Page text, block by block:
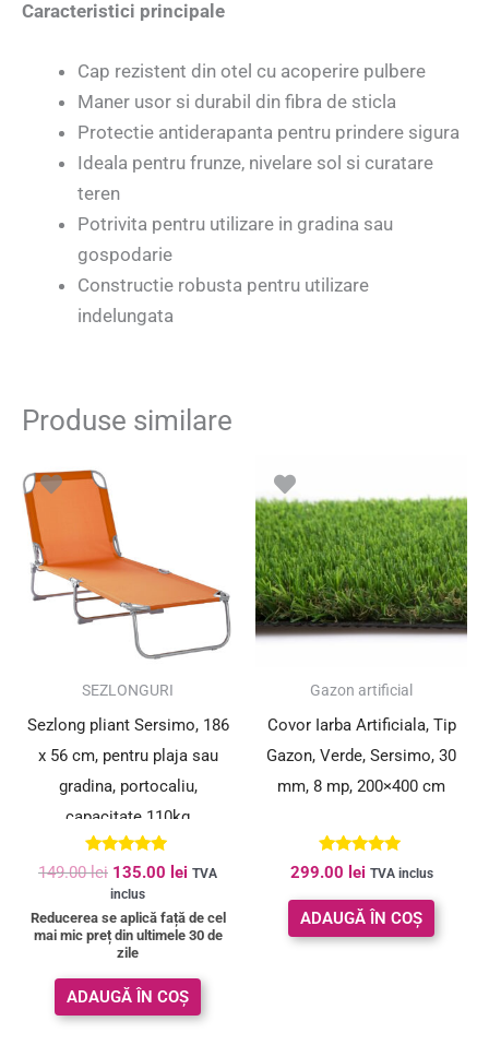
Caracteristici principale
Cap rezistent din otel cu acoperire pulbere
Maner usor si durabil din fibra de sticla
Protectie antiderapanta pentru prindere sigura
Ideala pentru frunze, nivelare sol si curatare
teren
Potrivita pentru utilizare in gradina sau
gospodarie
Constructie robusta pentru utilizare
indelungata
Produse similare
SUPER PREȚ!SEZLONGURI
Sezlong pliant Sersimo, 186
x 56 cm, pentru plaja sau
gradina, portocaliu,
capacitate 110kg
Evaluat la
4.91
din 5
149.00lei
a
fost:
149.00 lei.
135.00 lei
135.00 lei.
TVA
inclus
Reducerea se aplică față de cel
mai mic preț din ultimele 30 de
zile
ADAUGĂ ÎN COȘ
Gazon artificial
Covor Iarba Artificiala, Tip
Gazon, Verde, Sersimo, 30
mm, 8 mp, 200×400 cm
Evaluat la
5.00
din 5
299.00 lei TVA inclus
ADAUGĂ ÎN COȘ